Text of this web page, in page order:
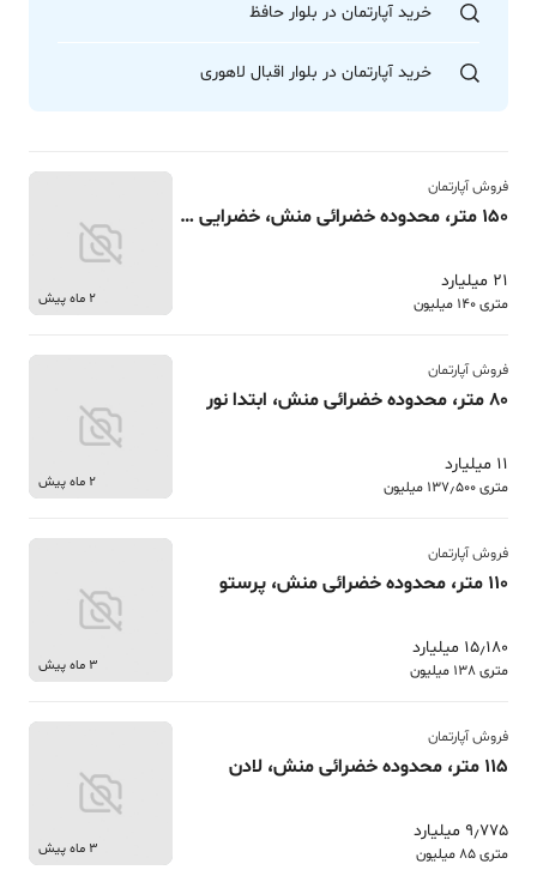
خرید آپارتمان در بلوار حافظ
خرید آپارتمان در بلوار اقبال لاهوری
فروش آپارتمان
150 متر، محدوده خضرائی منش، خضرایی منش
21 میلیارد
متری 140 میلیون 2 ماه پیش
فروش آپارتمان
80 متر، محدوده خضرائی منش، ابتدا نور
11 میلیارد
متری 137٫500 میلیون 2 ماه پیش
فروش آپارتمان
110 متر، محدوده خضرائی منش، پرستو
15٫180 میلیارد
متری 138 میلیون 3 ماه پیش
فروش آپارتمان
115 متر، محدوده خضرائی منش، لادن
9٫775 میلیارد
متری 85 میلیون 3 ماه پیش